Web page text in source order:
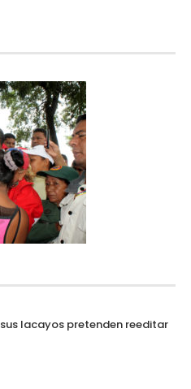
sus lacayos pretenden reeditar